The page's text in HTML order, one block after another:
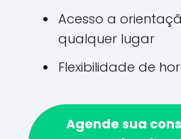
Acesso a
qualquer lugar
Flexibilidade de
Agende sua